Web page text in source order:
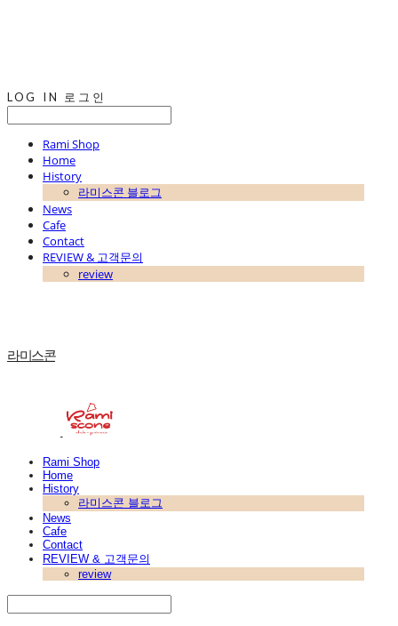
LOG IN 로그인
Rami Shop
Home
History
라미스콘 블로그
News
Cafe
Contact
REVIEW & 고객문의
review
라미스콘
Rami Shop
Home
History
라미스콘 블로그
News
Cafe
Contact
REVIEW & 고객문의
review